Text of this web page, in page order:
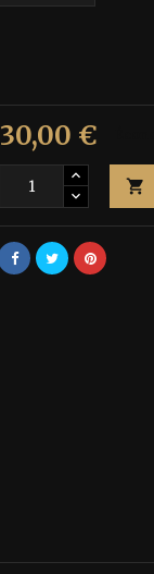
30,00 €
